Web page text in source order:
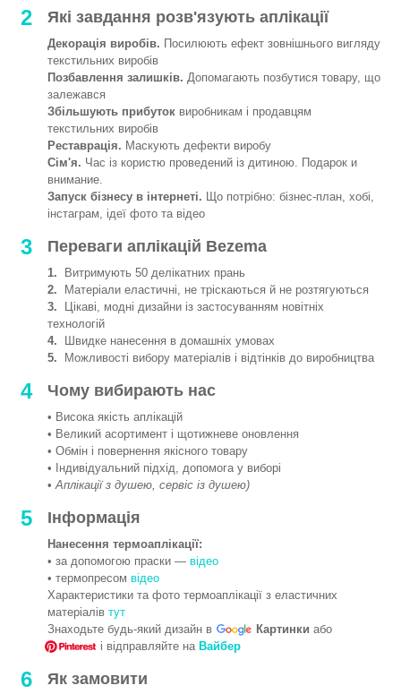
2 Які завдання розв'язують аплікації
Декорація виробів. Посилюють ефект зовнішнього вигляду
текстильних виробів
Позбавлення залишків. Допомагають позбутися товару, що
залежався
Збільшують прибуток виробникам і продавцям
текстильних виробів
Реставрація. Маскують дефекти виробу
Сім'я. Час із користю проведений із дитиною. Подарок и
внимание.
Запуск бізнесу в інтернеті. Що потрібно: бізнес-план, хобі,
інстаграм, ідеї фото та відео
3 Переваги аплікацій Bezema
1. Витримують 50 делікатних прань
2. Матеріали еластичні, не тріскаються й не розтягуються
3. Цікаві, модні дизайни із застосуванням новітніх
технологій
4. Швидке нанесення в домашніх умовах
5. Можливості вибору матеріалів і відтінків до виробництва
4 Чому вибирають нас
• Висока якість аплікацій
• Великий асортимент і щотижневе оновлення
• Обмін і повернення якісного товару
• Індивідуальний підхід, допомога у виборі
•Аплікації з душею, сервіс із душею)
5 Інформація
Нанесення термоаплікації:
• за допомогою праски — відео
• термопресом відео
Характеристики та фото термоаплікації з еластичних
матеріалів тут
Знаходьте будь-який дизайн в
Картинки або
і відправляйте на Вайбер
6 Як замовити